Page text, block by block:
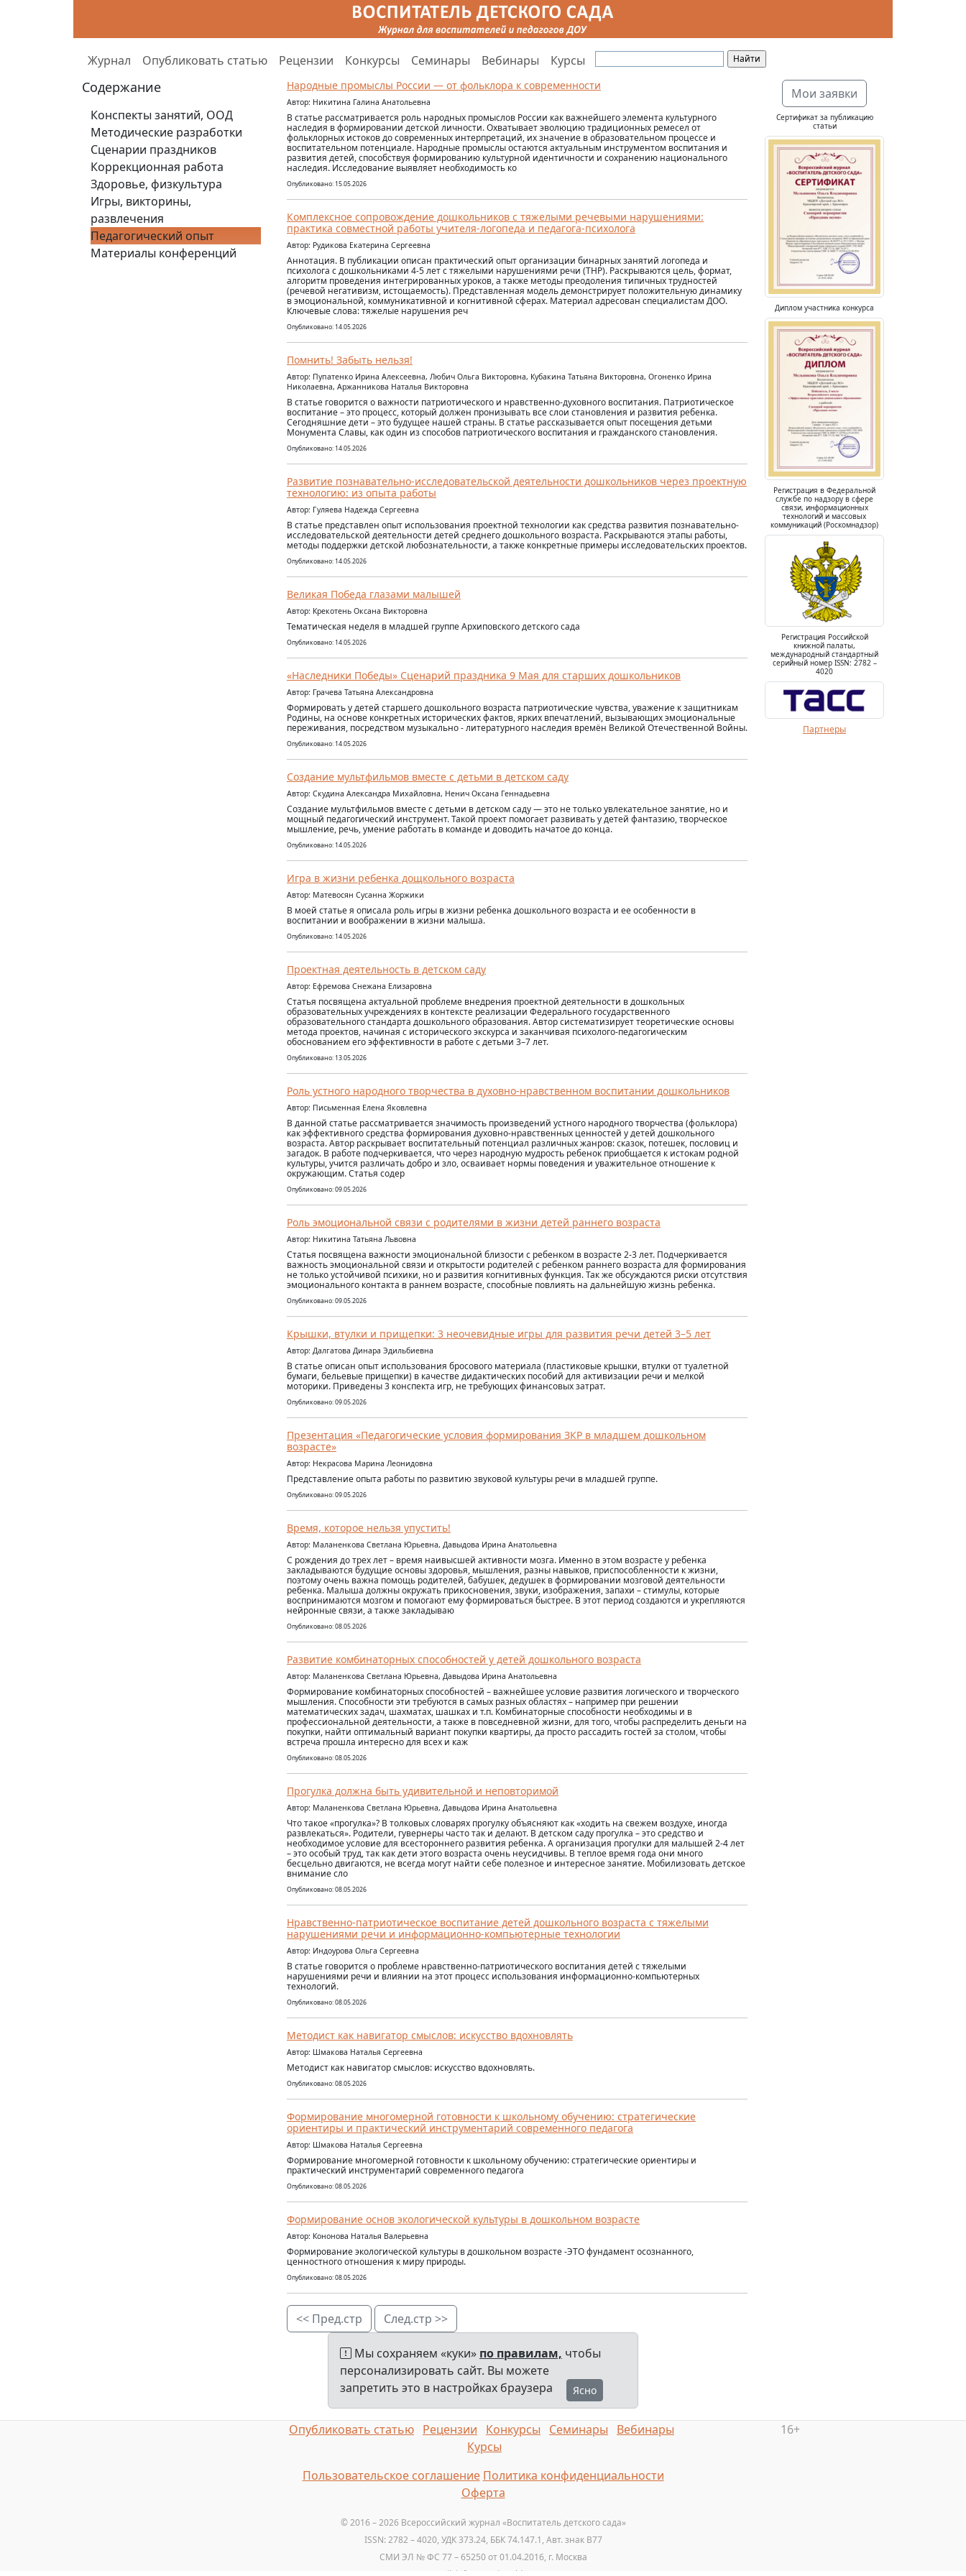
Журнал Опубликовать статью Рецензии Конкурсы Семинары Вебинары Курсы
Содержание
Конспекты занятий, ООД
Методические разработки
Сценарии праздников
Коррекционная работа
Здоровье, физкультура
Игры, викторины,
развлечения
Педагогический опыт
Материалы конференций
Народные промыслы России — от фольклора к современности
Автор: Никитина Галина Анатольевна
В статье рассматривается роль народных промыслов России как важнейшего элемента культурного
наследия в формировании детской личности. Охватывает эволюцию традиционных ремесел от
фольклорных истоков до современных интерпретаций, их значение в образовательном процессе и
воспитательном потенциале. Народные промыслы остаются актуальным инструментом воспитания и
развития детей, способствуя формированию культурной идентичности и сохранению национального
наследия. Исследование выявляет необходимость ко
Опубликовано: 15.05.2026
Комплексное сопровождение дошкольников с тяжелыми речевыми нарушениями:
практика совместной работы учителя-логопеда и педагога-психолога
Автор: Рудикова Екатерина Сергеевна
Аннотация. В публикации описан практический опыт организации бинарных занятий логопеда и
психолога с дошкольниками 4-5 лет с тяжелыми нарушениями речи (ТНР). Раскрываются цель, формат,
алгоритм проведения интегрированных уроков, а также методы преодоления типичных трудностей
(речевой негативизм, истощаемость). Представленная модель демонстрирует положительную динамику
в эмоциональной, коммуникативной и когнитивной сферах. Материал адресован специалистам ДОО.
Ключевые слова: тяжелые нарушения реч
Опубликовано: 14.05.2026
Помнить! Забыть нельзя!
Автор: Пупатенко Ирина Алексеевна, Любич Ольга Викторовна, Кубакина Татьяна Викторовна, Огоненко Ирина
Николаевна, Аржанникова Наталья Викторовна
В статье говорится о важности патриотического и нравственно-духовного воспитания. Патриотическое
воспитание – это процесс, который должен пронизывать все слои становления и развития ребенка.
Сегодняшние дети – это будущее нашей страны. В статье рассказывается опыт посещения детьми
Монумента Славы, как один из способов патриотического воспитания и гражданского становления.
Опубликовано: 14.05.2026
Развитие познавательно-исследовательской деятельности дошкольников через проектную
технологию: из опыта работы
Автор: Гуляева Надежда Сергеевна
В статье представлен опыт использования проектной технологии как средства развития познавательно-
исследовательской деятельности детей среднего дошкольного возраста. Раскрываются этапы работы,
методы поддержки детской любознательности, а также конкретные примеры исследовательских проектов.
Опубликовано: 14.05.2026
Великая Победа глазами малышей
Автор: Крекотень Оксана Викторовна
Тематическая неделя в младшей группе Архиповского детского сада
Опубликовано: 14.05.2026
«Наследники Победы» Сценарий праздника 9 Мая для старших дошкольников
Автор: Грачева Татьяна Александровна
Формировать у детей старшего дошкольного возраста патриотические чувства, уважение к защитникам
Родины, на основе конкретных исторических фактов, ярких впечатлений, вызывающих эмоциональные
переживания, посредством музыкально - литературного наследия времён Великой Отечественной Войны.
Опубликовано: 14.05.2026
Создание мультфильмов вместе с детьми в детском саду
Автор: Скудина Александра Михайловна, Ненич Оксана Геннадьевна
Создание мультфильмов вместе с детьми в детском саду — это не только увлекательное занятие, но и
мощный педагогический инструмент. Такой проект помогает развивать у детей фантазию, творческое
мышление, речь, умение работать в команде и доводить начатое до конца.
Опубликовано: 14.05.2026
Игра в жизни ребенка дощкольного возраста
Автор: Матевосян Сусанна Жоржики
В моей статье я описала роль игры в жизни ребенка дошкольного возраста и ее особенности в
воспитании и воображении в жизни малыша.
Опубликовано: 14.05.2026
Проектная деятельность в детском саду
Автор: Ефремова Снежана Елизаровна
Статья посвящена актуальной проблеме внедрения проектной деятельности в дошкольных
образовательных учреждениях в контексте реализации Федерального государственного
образовательного стандарта дошкольного образования. Автор систематизирует теоретические основы
метода проектов, начиная с исторического экскурса и заканчивая психолого-педагогическим
обоснованием его эффективности в работе с детьми 3–7 лет.
Опубликовано: 13.05.2026
Роль устного народного творчества в духовно-нравственном воспитании дошкольников
Автор: Письменная Елена Яковлевна
В данной статье рассматривается значимость произведений устного народного творчества (фольклора)
как эффективного средства формирования духовно-нравственных ценностей у детей дошкольного
возраста. Автор раскрывает воспитательный потенциал различных жанров: сказок, потешек, пословиц и
загадок. В работе подчеркивается, что через народную мудрость ребенок приобщается к истокам родной
культуры, учится различать добро и зло, осваивает нормы поведения и уважительное отношение к
окружающим. Статья содер
Опубликовано: 09.05.2026
Роль эмоциональной связи с родителями в жизни детей раннего возраста
Автор: Никитина Татьяна Львовна
Статья посвящена важности эмоциональной близости с ребенком в возрасте 2-3 лет. Подчеркивается
важность эмоциональной связи и открытости родителей с ребенком раннего возраста для формирования
не только устойчивой психики, но и развития когнитивных функция. Так же обсуждаются риски отсутствия
эмоционального контакта в раннем возрасте, способные повлиять на дальнейшую жизнь ребенка.
Опубликовано: 09.05.2026
Крышки, втулки и прищепки: 3 неочевидные игры для развития речи детей 3–5 лет
Автор: Далгатова Динара Эдильбиевна
В статье описан опыт использования бросового материала (пластиковые крышки, втулки от туалетной
бумаги, бельевые прищепки) в качестве дидактических пособий для активизации речи и мелкой
моторики. Приведены 3 конспекта игр, не требующих финансовых затрат.
Опубликовано: 09.05.2026
Презентация «Педагогические условия формирования ЗКР в младшем дошкольном
возрасте»
Автор: Некрасова Марина Леонидовна
Представление опыта работы по развитию звуковой культуры речи в младшей группе.
Опубликовано: 09.05.2026
Время, которое нельзя упустить!
Автор: Маланенкова Светлана Юрьевна, Давыдова Ирина Анатольевна
С рождения до трех лет – время наивысшей активности мозга. Именно в этом возрасте у ребенка
закладываются будущие основы здоровья, мышления, разны навыков, приспособленности к жизни,
поэтому очень важна помощь родителей, бабушек, дедушек в формировании мозговой деятельности
ребенка. Малыша должны окружать прикосновения, звуки, изображения, запахи – стимулы, которые
воспринимаются мозгом и помогают ему формироваться быстрее. В этот период создаются и укрепляются
нейронные связи, а также закладываю
Опубликовано: 08.05.2026
Развитие комбинаторных способностей у детей дошкольного возраста
Автор: Маланенкова Светлана Юрьевна, Давыдова Ирина Анатольевна
Формирование комбинаторных способностей – важнейшее условие развития логического и творческого
мышления. Способности эти требуются в самых разных областях – например при решении
математических задач, шахматах, шашках и т.п. Комбинаторные способности необходимы и в
профессиональной деятельности, а также в повседневной жизни, для того, чтобы распределить деньги на
покупки, найти оптимальный вариант покупки квартиры, да просто рассадить гостей за столом, чтобы
встреча прошла интересно для всех и каж
Опубликовано: 08.05.2026
Прогулка должна быть удивительной и неповторимой
Автор: Маланенкова Светлана Юрьевна, Давыдова Ирина Анатольевна
Что такое «прогулка»? В толковых словарях прогулку объясняют как «ходить на свежем воздухе, иногда
развлекаться». Родители, гувернеры часто так и делают. В детском саду прогулка – это средство и
необходимое условие для всестороннего развития ребенка. А организация прогулки для малышей 2-4 лет
– это особый труд, так как дети этого возраста очень неусидчивы. В теплое время года они много
бесцельно двигаются, не всегда могут найти себе полезное и интересное занятие. Мобилизовать детское
внимание сло
Опубликовано: 08.05.2026
Нравственно-патриотическое воспитание детей дошкольного возраста с тяжелыми
нарушениями речи и информационно-компьютерные технологии
Автор: Индоурова Ольга Сергеевна
В статье говорится о проблеме нравственно-патриотического воспитания детей с тяжелыми
нарушениями речи и влиянии на этот процесс использования информационно-компьютерных
технологий.
Опубликовано: 08.05.2026
Методист как навигатор смыслов: искусство вдохновлять
Автор: Шмакова Наталья Сергеевна
Методист как навигатор смыслов: искусство вдохновлять.
Опубликовано: 08.05.2026
Формирование многомерной готовности к школьному обучению: стратегические
ориентиры и практический инструментарий современного педагога
Автор: Шмакова Наталья Сергеевна
Формирование многомерной готовности к школьному обучению: стратегические ориентиры и
практический инструментарий современного педагога
Опубликовано: 08.05.2026
Формирование основ экологической культуры в дошкольном возрасте
Автор: Кононова Наталья Валерьевна
Формирование экологической культуры в дошкольном возрасте -ЭТО фундамент осознанного,
ценностного отношения к миру природы.
Опубликовано: 08.05.2026
<< Пред.стр След.стр >>
Мои заявки
Сертификат за публикацию
статьи
Диплом участника конкурса
Регистрация в Федеральной
службе по надзору в сфере
связи, информационных
технологий и массовых
коммуникаций (Роскомнадзор)
Регистрация Российской
книжной палаты,
международный стандартный
серийный номер ISSN: 2782 –
4020
Партнеры
Мы сохраняем «куки» по правилам, чтобы
персонализировать сайт. Вы можете
запретить это в настройках браузера
Ясно
Опубликовать статью Рецензии Конкурсы Семинары
Вебинары
Курсы
Пользовательское соглашение Политика конфиденциальности
Оферта
© 2016 – 2026 Всероссийский журнал «Воспитатель детского сада»
ISSN: 2782 – 4020, УДК 373.24, ББК 74.147.1, Авт. знак B77
СМИ ЭЛ № ФС 77 – 65250 от 01.04.2016, г. Москва
16+